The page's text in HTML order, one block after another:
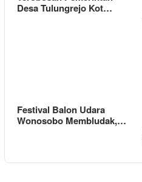
Desa Tulungrejo Kot…
Festival Balon Udara
Wonosobo Membludak,…